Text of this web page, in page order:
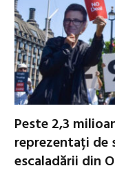
Peste 2,3
reprezentați de
escaladării din